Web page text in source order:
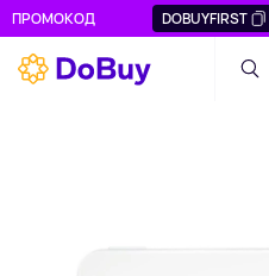
ПРОМОКОД DOBUYFIRST